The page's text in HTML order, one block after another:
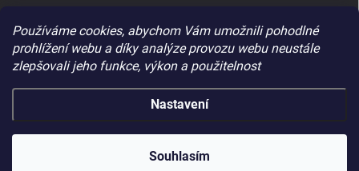
Používáme cookies, abychom Vám umožnili pohodlné
prohlížení webu a díky analýze provozu webu neustále
zlepšovali jeho funkce, výkon a použitelnost
Nastavení
Souhlasím
PŘIJÍMÁME ONLINE PLATBY
FUJIFOTO.CZ . Všechna práva vyhrazena.